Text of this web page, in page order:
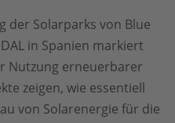
der Solarparks von Blue
in Spanien markiert
Nutzung erneuerbarer
zeigen, wie essentiell
von Solarenergie für die